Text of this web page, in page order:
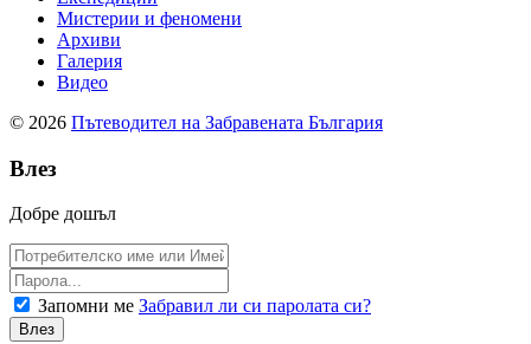
Мистерии и феномени
Архиви
Галерия
Видео
© 2026 Пътеводител на Забравената България
Влез
Добре дошъл
Запомни ме Забравил ли си паролата си?